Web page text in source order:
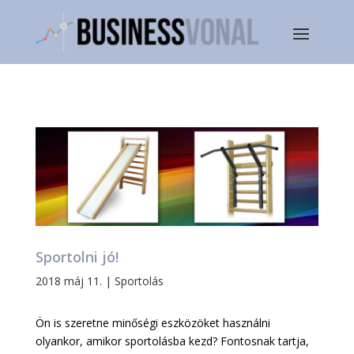
Sportolni jó!
2018 máj 11. | Sportolás
Ön is szeretne minőségi eszközöket használni
olyankor, amikor sportolásba kezd? Fontosnak tartja,